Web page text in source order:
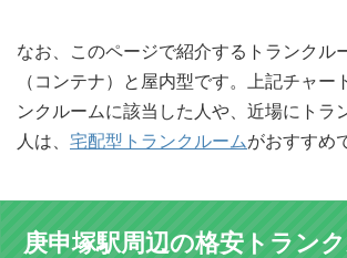
なお、このページで紹介するトランクル
（コンテナ）と屋内型です。上記チャー
ンクルームに該当した人や、近場にトラ
人は、 宅配型トランクルームがおすすめ
庚申塚駅周辺の格安トラン